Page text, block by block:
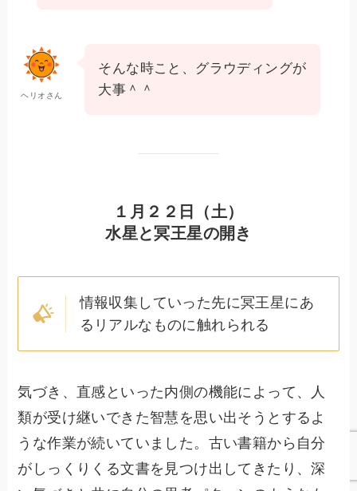
ヘリオさん
そんな時こと、グラウディングが
大事＾＾
１月２２日（土）
水星と冥王星の開き
情報収集していった先に冥王星にあ
るリアルなものに触れられる
気づき、直感といった内側の機能によって、人
類が受け継いできた智慧を思い出そうとするよ
うな作業が続いていました。古い書籍から自分
がしっくりくる文書を見つけ出してきたり、深